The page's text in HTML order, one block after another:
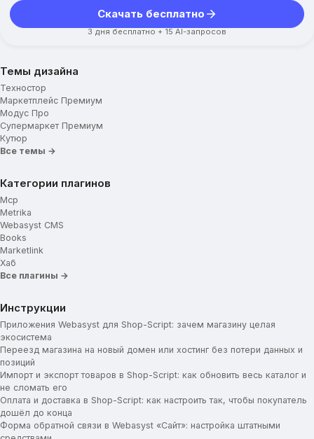
Скачать бесплатно
3 дня бесплатно + 15 AI-запросов
Темы дизайна
Техностор
Маркетплейс Премиум
Модус Про
Супермаркет Премиум
Кутюр
Все темы →
Категории плагинов
Mcp
Metrika
Webasyst CMS
Books
Marketlink
Хаб
Все плагины →
Инструкции
Приложения Webasyst для Shop-Script: зачем магазину целая
экосистема
Переезд магазина на новый домен или хостинг без потери данных и
позиций
Импорт и экспорт товаров в Shop-Script: как обновить весь каталог и
не сломать его
Оплата и доставка в Shop-Script: как настроить так, чтобы покупатель
дошёл до конца
Форма обратной связи в Webasyst «Сайт»: настройка штатными